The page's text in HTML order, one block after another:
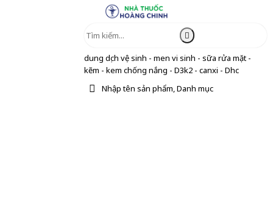
dung dịch vệ sinh - men vi sinh - sữa rửa mặt -
kẽm - kem chống nắng - D3k2 - canxi - Dhc
Nhập tên sản phẩm, Danh mục